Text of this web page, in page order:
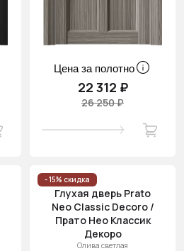
Цена за полотно
22 312 ₽
26 250 ₽
- 15% скидка
Глухая дверь Prato
Neo Classic Decoro /
Прато Нео Классик
Декоро
Олива светлая